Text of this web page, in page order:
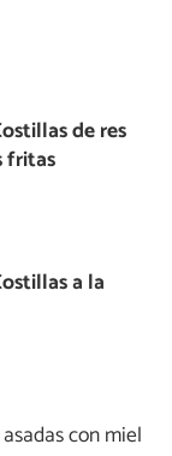
de res
fritas
a la
con miel